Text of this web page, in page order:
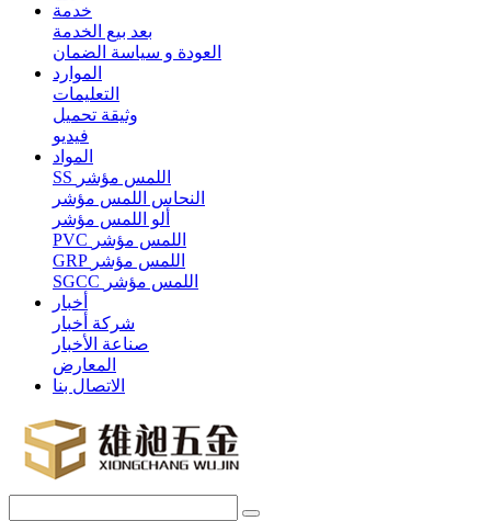
خدمة
بعد بيع الخدمة
العودة و سياسة الضمان
الموارد
التعليمات
وثيقة تحميل
فيديو
المواد
SS اللمس مؤشر
النحاس اللمس مؤشر
ألو اللمس مؤشر
PVC اللمس مؤشر
GRP اللمس مؤشر
SGCC اللمس مؤشر
أخبار
شركة أخبار
صناعة الأخبار
المعارض
الاتصال بنا